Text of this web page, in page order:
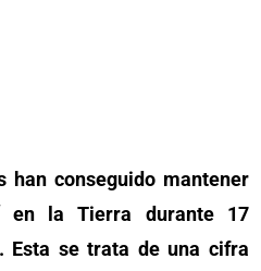
han conseguido mantener
en la Tierra durante 17
Esta se trata de una cifra